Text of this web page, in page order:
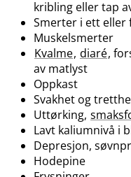
kribling eller tap
Smerter i ett eller
Muskelsmerter
Kvalme, diaré,
av matlyst
Oppkast
Svakhet og
Uttørking,
Lavt kaliumnivå i
Depresjon,
Hodepine